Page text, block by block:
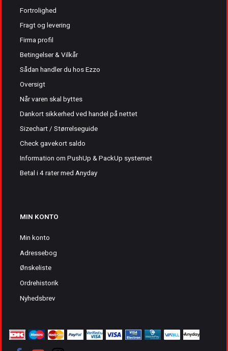
Fortrolighed
Fragt og levering
Firma profil
Betingelser & Vilkår
Sådan handler du hos Ezzo
Oversigt
Når varen skal byttes
Dankort sikkerhed ved handel på nettet
Sizechart / Størrelseguide
Check gavekort saldo
Information om PushUp & PackUp systemet
Betal i 4 rater med Anyday
MIN KONTO
Min konto
Adressebog
Ønskeliste
Ordrehistorik
Nyhedsbrev